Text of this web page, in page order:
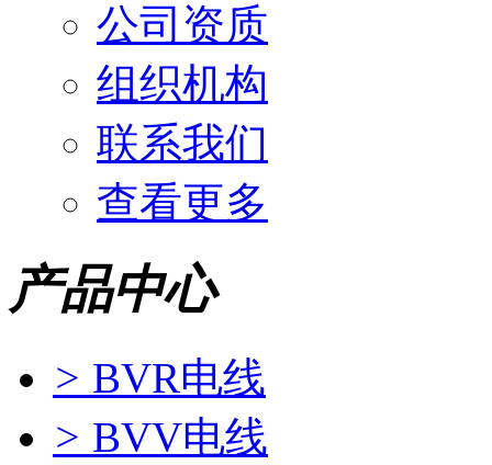
公司资质
组织机构
联系我们
查看更多
产品中心
> BVR电线
> BVV电线